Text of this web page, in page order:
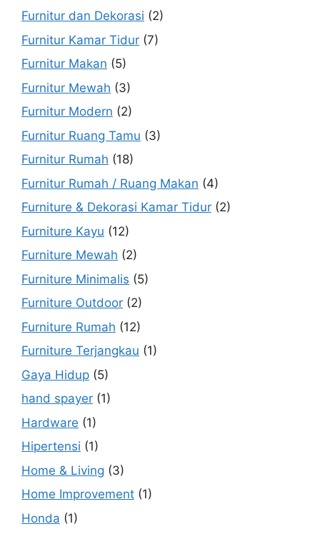
Furnitur dan Dekorasi (2)
Furnitur Kamar Tidur (7)
Furnitur Makan (5)
Furnitur Mewah (3)
Furnitur Modern (2)
Furnitur Ruang Tamu (3)
Furnitur Rumah (18)
Furnitur Rumah / Ruang Makan (4)
Furniture & Dekorasi Kamar Tidur (2)
Furniture Kayu (12)
Furniture Mewah (2)
Furniture Minimalis (5)
Furniture Outdoor (2)
Furniture Rumah (12)
Furniture Terjangkau (1)
Gaya Hidup (5)
hand spayer (1)
Hardware (1)
Hipertensi (1)
Home & Living (3)
Home Improvement (1)
Honda (1)